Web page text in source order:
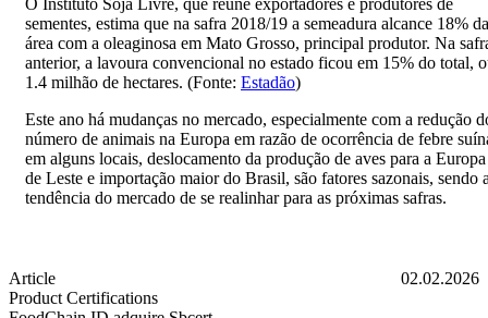
O Instituto Soja Livre, que reúne exportadores e produtores de
sementes, estima que na safra 2018/19 a semeadura alcance 18% da
área com a oleaginosa em Mato Grosso, principal produtor. Na
anterior, a lavoura convencional no estado ficou em 15% do total,
1.4 milhão de hectares. (Fonte: Estadão)
Este ano há mudanças no mercado, especialmente com a redução
número de animais na Europa em razão de ocorrência de febre
em alguns locais, deslocamento da produção de aves para a Europa
de Leste e importação maior do Brasil, são fatores sazonais, sendo
tendência do mercado de se realinhar para as próximas safras.
Article
02.02.2026
Product Certifications